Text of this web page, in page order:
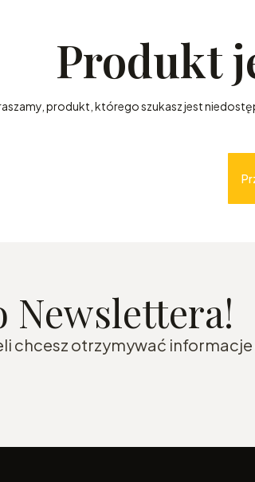
Produkt
produkt, którego szukasz jest
Newslettera!
chcesz otrzymywać